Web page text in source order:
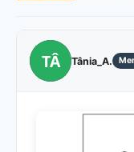
TÂ Tânia_A.